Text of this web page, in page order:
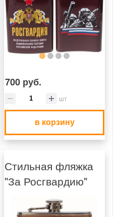
700 руб.
шт
в корзину
Стильная фляжка
"За Росгвардию"